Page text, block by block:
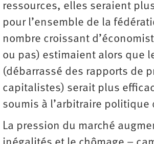
ressources, elles seraient
pour l’ensemble de la
nombre croissant
ou pas) estimaient alors que
(débarrassé des rapports de
capitalistes) serait plus
soumis à l’arbitraire politique
La pression du marché